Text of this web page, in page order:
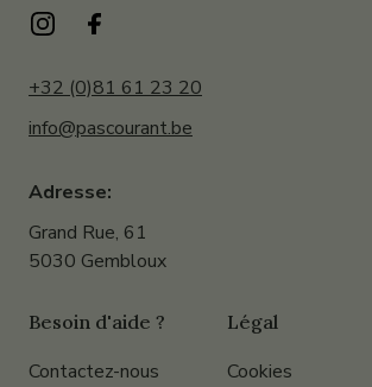
+32 (0)81 61 23 20
info@pascourant.be
Adresse:
Grand Rue, 61
5030 Gembloux
Besoin d'aide ?
Contactez-nous
Légal
Cookies